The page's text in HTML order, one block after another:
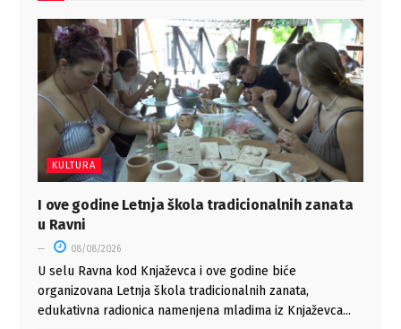
KULTURA
I ove godine Letnja škola tradicionalnih zanata
u Ravni
08/08/2026
U selu Ravna kod Knjaževca i ove godine biće
organizovana Letnja škola tradicionalnih zanata,
edukativna radionica namenjena mladima iz Knjaževca...